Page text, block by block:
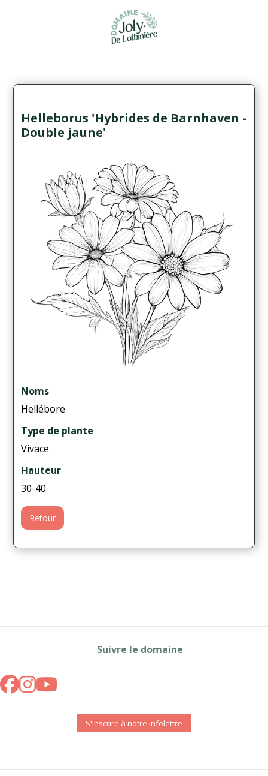
Helleborus 'Hybrides de Barnhaven -
Double jaune'
Noms
Hellébore
Type de plante
Vivace
Hauteur
30-40
Retour
Suivre le domaine
S'inscrire à notre infolettre